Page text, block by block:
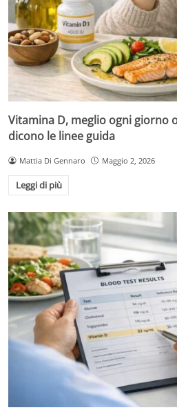
Vitamina D, meglio ogni giorno
dicono le linee guida
Mattia Di Gennaro Maggio 2, 2026
Leggi di più